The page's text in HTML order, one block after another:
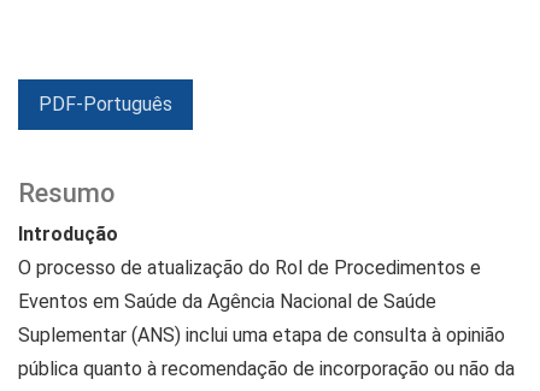
PDF-Português
Resumo
Introdução
O processo de atualização do Rol de Procedimentos e
Eventos em Saúde da Agência Nacional de Saúde
Suplementar (ANS) inclui uma etapa de consulta à opinião
pública quanto à recomendação de incorporação ou não da